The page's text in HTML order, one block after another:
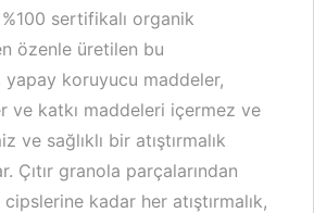
%100 sertifikalı organik
özenle üretilen bu
yapay koruyucu maddeler,
ve katkı maddeleri içermez ve
ve sağlıklı bir atıştırmalık
Çıtır granola parçalarından
kadar her atıştırmalık,